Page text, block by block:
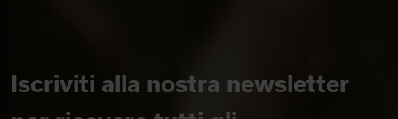
Iscriviti alla nostra newsletter